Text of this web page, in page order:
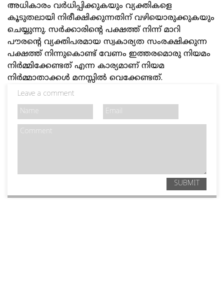
അധികാരം വര്‍ധിപ്പിക്കുകയും വ്യക്തികളെ
കൂടുതലായി നിരീക്ഷിക്കുന്നതിന് വഴിയൊരുക്കുകയും
ചെയ്യുന്നു. സര്‍ക്കാരിന്റെ പക്ഷത്ത് നിന്ന് മാറി
പൗരന്റെ വ്യക്തിപരമായ സ്വകാര്യത സംരക്ഷിക്കുന്ന
പക്ഷത്ത് നിന്നുകൊണ്ട് വേണം ഇത്തരമൊരു നിയമം
നിര്‍മ്മിക്കേണ്ടത് എന്ന കാര്യമാണ് നിയമ
നിര്‍മ്മാതാക്കള്‍ മനസ്സില്‍ വെക്കേണ്ടത്.
Leave a comment
SUBMIT